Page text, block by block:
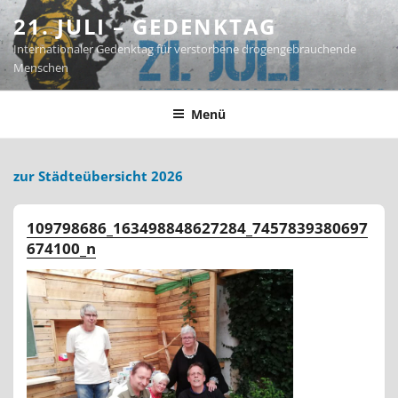
Zum
Inhalt
springen
21. JULI – GEDENKTAG
Internationaler Gedenktag für verstorbene drogengebrauchende
Menschen
Menü
zur Städteübersicht 2026
109798686_163498848627284_7457839380697
674100_n